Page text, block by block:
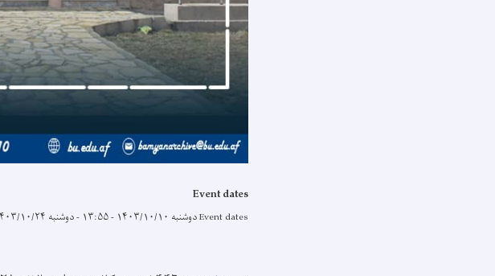
Event dates
Event datesدوشنبه ۱۴۰۳/۱۰/۱۰ - ۱۳:۵۵ -دوشنبه ۱۴۰۳/۱۰/۲۴ - ۱۳:۵۵